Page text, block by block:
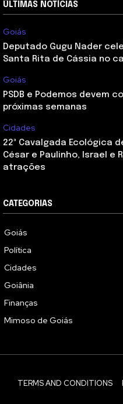
ÚLTIMAS NOTÍCIAS
Goiás
Deputado Gugu Nader
Santa Rita de Cássia no
Goiás
PSDB e Podemos devem
próximas semanas
Cidades
22ª Cavalgada Ecológica
César e Paulinho, Israel e
atrações
CATEGORIAS
Goiás
Política
Cidades
Goiânia
Finanças
Mimoso de Goiás
TERMS AND CONDITIONS